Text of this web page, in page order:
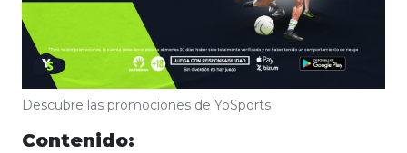
Descubre las promociones de YoSports
Contenido: